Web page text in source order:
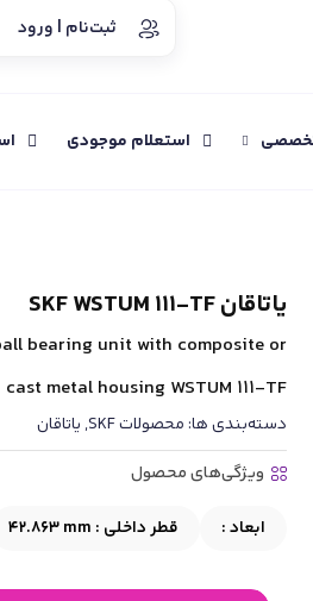
ثبت‌نام | ورود
تخصصی استعلام موجودی
یاتاقان SKF WSTUM 111-TF
bearing unit with composite or
cast metal housing WSTUM 111-TF
دسته‌بندی ها: محصولات SKF ,یاتاقان
ویژگی‌های محصول
ابعاد : قطر داخلی : 42.863 mm